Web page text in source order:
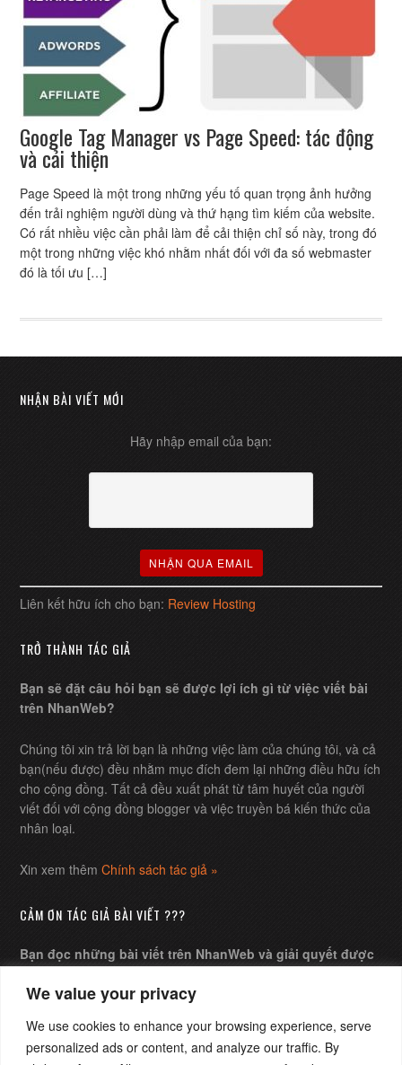
We value your privacy
We use cookies to enhance your browsing experience, serve
personalized ads or content, and analyze our traffic. By
Google Tag Manager vs Page Speed: tác động
và cải thiện
Page Speed là một trong những yếu tố quan trọng ảnh hưởng
đến trải nghiệm người dùng và thứ hạng tìm kiếm của website.
Có rất nhiều việc cần phải làm để cải thiện chỉ số này, trong đó
một trong những việc khó nhằm nhất đối với đa số webmaster
đó là tối ưu […]
NHẬN BÀI VIẾT MỚI
Hãy nhập email của bạn:
Liên kết hữu ích cho bạn: Review Hosting
TRỞ THÀNH TÁC GIẢ
Bạn sẽ đặt câu hỏi bạn sẽ được lợi ích gì từ việc viết bài
trên NhanWeb?
Chúng tôi xin trả lời bạn là những việc làm của chúng tôi, và cả
bạn(nếu được) đều nhằm mục đích đem lại những điều hữu ích
cho cộng đồng. Tất cả đều xuất phát từ tâm huyết của người
viết đối với cộng đồng blogger và việc truyền bá kiến thức của
nhân loại.
Xin xem thêmChính sách tác giả »
CẢM ƠN TÁC GIẢ BÀI VIẾT ???
Bạn đọc những bài viết trên NhanWeb và giải quyết được
như lời cảm ơn tác giả ?
Tôi sẽ rất vui nếu những bài viết của tôi có ích cho bạn đọc
NhanWeb. Phần thưởng bạn dành cho tôi dù nhỏ hay lớn luôn